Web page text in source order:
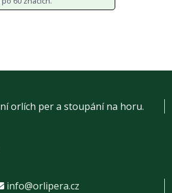
orlích per a stoupání na horu.
info@orlipera.cz